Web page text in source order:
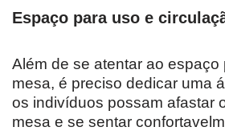
Espaço para uso e
Além de se atentar ao espaço
mesa, é preciso dedicar uma
os indivíduos possam afastar
mesa e se sentar